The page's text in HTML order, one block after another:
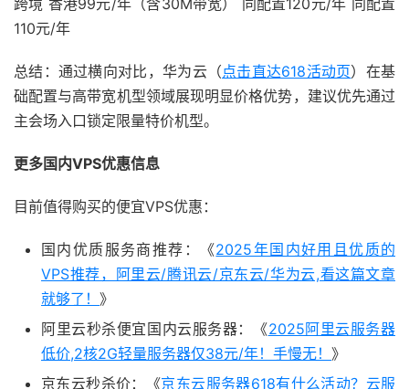
跨境 香港99元/年（含30M带宽） 同配置120元/年 同配置
110元/年
总结：通过横向对比，华为云（点击直达618活动页）在基
础配置与高带宽机型领域展现明显价格优势，建议优先通过
主会场入口锁定限量特价机型。
更多国内VPS优惠信息
目前值得购买的便宜VPS优惠：
国内优质服务商推荐：《2025年国内好用且优质的
VPS推荐，阿里云/腾讯云/京东云/华为云,看这篇文章
就够了！ 》
阿里云秒杀便宜国内云服务器：《2025阿里云服务器
低价,2核2G轻量服务器仅38元/年！手慢无！ 》
京东云秒杀价：《京东云服务器618有什么活动？云服